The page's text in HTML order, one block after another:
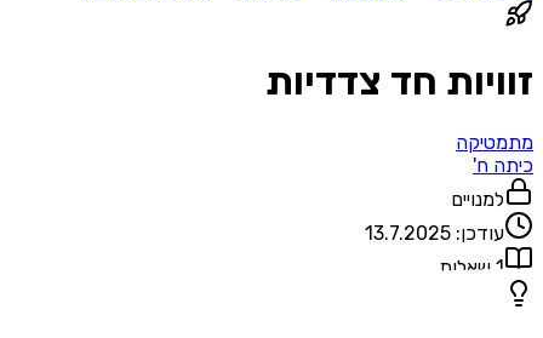
זוויות חד צדדיות
מתמטיקה
כיתה ח'
למנויים
עודכן: 13.7.2025
1 שאלות